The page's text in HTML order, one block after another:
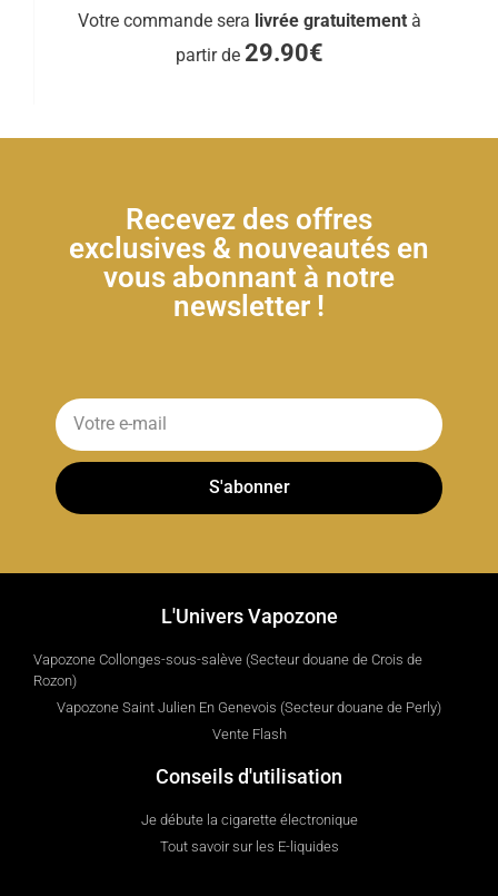
Votre commande sera livrée gratuitement à
partir de 29.90€
Recevez des offres
exclusives & nouveautés en
vous abonnant à notre
newsletter !
S'abonner
L'Univers Vapozone
Vapozone Collonges-sous-salève (Secteur douane de Crois de
Rozon)
Vapozone Saint Julien En Genevois (Secteur douane de Perly)
Vente Flash
Conseils d'utilisation
Je débute la cigarette électronique
Tout savoir sur les E-liquides